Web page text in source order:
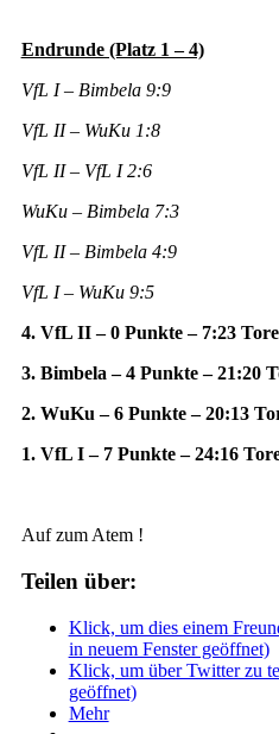
Endrunde (Platz 1 – 4)
VfL I – Bimbela 9:9
VfL II – WuKu 1:8
VfL II – VfL I 2:6
WuKu – Bimbela 7:3
VfL II – Bimbela 4:9
VfL I – WuKu 9:5
4. VfL II – 0 Punkte – 7:23 Tore
3. Bimbela – 4 Punkte – 21:20
2. WuKu – 6 Punkte – 20:13
1. VfL I – 7 Punkte – 24:16
Auf zum Atem !
Teilen über:
Klick, um dies einem
in neuem Fenster geöffnet)
Klick, um über Twitter zu
geöffnet)
Mehr